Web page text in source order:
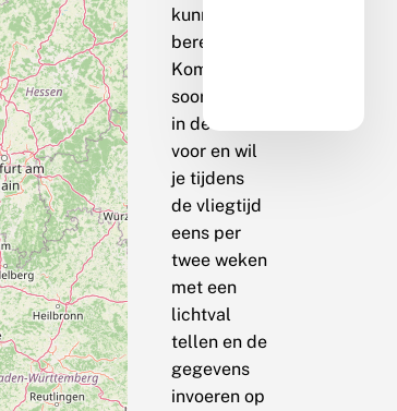
kunnen
berekenen.
Komt de
soort bij jou
in de buurt
voor en wil
je tijdens
de vliegtijd
eens per
twee weken
met een
lichtval
tellen en de
gegevens
invoeren op